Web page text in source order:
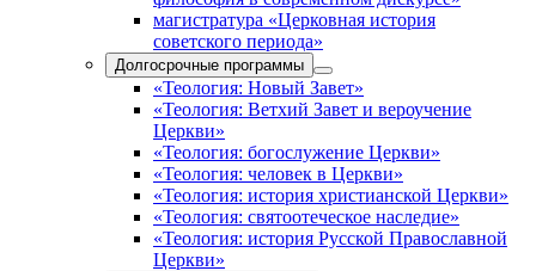
магистратура «Церковная история
советского периода»
Долгосрочные программы
«Теология: Новый Завет»
«Теология: Ветхий Завет и вероучение
Церкви»
«Теология: богослужение Церкви»
«Теология: человек в Церкви»
«Теология: история христианской Церкви»
«Теология: святоотеческое наследие»
«Теология: история Русской Православной
Церкви»